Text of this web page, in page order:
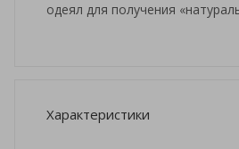
одеял для получения
Характеристики